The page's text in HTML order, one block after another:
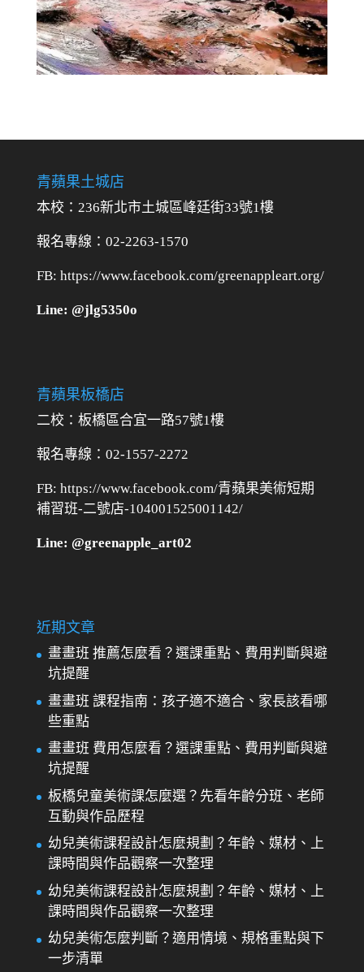
青蘋果土城店
本校：236新北市土城區峰廷街33號1樓
報名專線：02-2263-1570
FB: https://www.facebook.com/greenappleart.org/
Line: @jlg5350o
青蘋果板橋店
二校： 板橋區合宜一路57號1樓
報名專線：02-1557-2272
FB: https://www.facebook.com/青蘋果美術短期
補習班-二號店-104001525001142/
Line: @greenapple_art02
近期文章
畫畫班 推薦怎麼看？選課重點、費用判斷與避
坑提醒
畫畫班 課程指南：孩子適不適合、家長該看哪
些重點
畫畫班 費用怎麼看？選課重點、費用判斷與避
坑提醒
板橋兒童美術課怎麼選？先看年齡分班、老師
互動與作品歷程
幼兒美術課程設計怎麼規劃？年齡、媒材、上
課時間與作品觀察一次整理
幼兒美術課程設計怎麼規劃？年齡、媒材、上
課時間與作品觀察一次整理
幼兒美術怎麼判斷？適用情境、規格重點與下
一步清單